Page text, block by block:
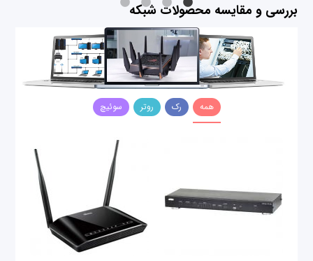
بررسی و مقایسه محصولات شبکه
همه رک روتر سوئیچ